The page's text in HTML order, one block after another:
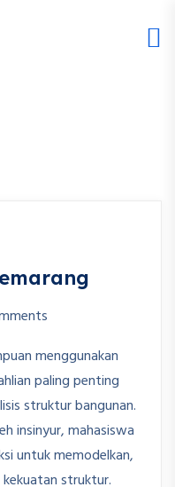
menggunakan
paling penting
struktur bangunan.
insinyur, mahasiswa
untuk memodelkan,
struktur.